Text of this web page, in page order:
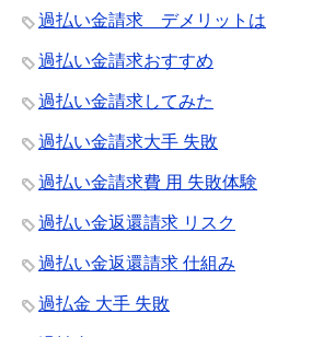
過払い金請求 デメリットは
過払い金請求おすすめ
過払い金請求してみた
過払い金請求大手 失敗
過払い金請求費 用 失敗体験
過払い金返還請求 リスク
過払い金返還請求 仕組み
過払金 大手 失敗